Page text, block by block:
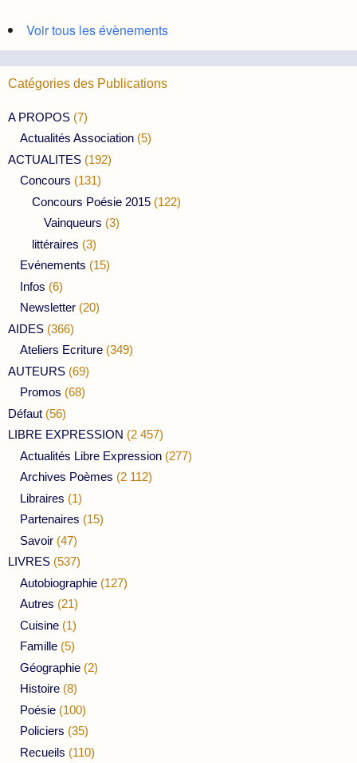
Voir tous les évènements
Catégories des Publications
A PROPOS (7)
Actualités Association (5)
ACTUALITES (192)
Concours (131)
Concours Poésie 2015 (122)
Vainqueurs (3)
littéraires (3)
Evénements (15)
Infos (6)
Newsletter (20)
AIDES (366)
Ateliers Ecriture (349)
AUTEURS (69)
Promos (68)
Défaut (56)
LIBRE EXPRESSION (2 457)
Actualités Libre Expression (277)
Archives Poèmes (2 112)
Libraires (1)
Partenaires (15)
Savoir (47)
LIVRES (537)
Autobiographie (127)
Autres (21)
Cuisine (1)
Famille (5)
Géographie (2)
Histoire (8)
Poésie (100)
Policiers (35)
Recueils (110)